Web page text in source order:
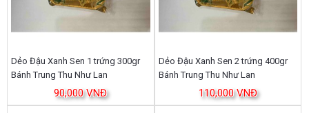
Dẻo Đậu Xanh Sen 1 trứng 300gr
Bánh Trung Thu Như Lan
90,000 VNĐ
Dẻo Đậu Xanh Sen 2 trứng 400gr
Bánh Trung Thu Như Lan
110,000 VNĐ